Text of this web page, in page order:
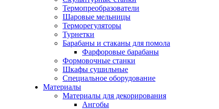
Термопреобразователи
Шаровые мельницы
Терморегуляторы
Турнетки
Барабаны и стаканы для помола
Фарфоровые барабаны
Формовочные станки
Шкафы сушильные
Специальное оборудование
Материалы
Материалы для декорирования
Ангобы